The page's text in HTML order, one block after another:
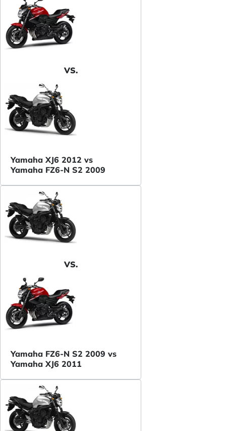
VS.
Yamaha XJ6 2012 vs
Yamaha FZ6-N S2 2009
VS.
Yamaha FZ6-N S2 2009 vs
Yamaha XJ6 2011